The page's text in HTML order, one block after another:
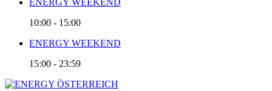
ENERGY WEEKEND
10:00 - 15:00
ENERGY WEEKEND
15:00 - 23:59